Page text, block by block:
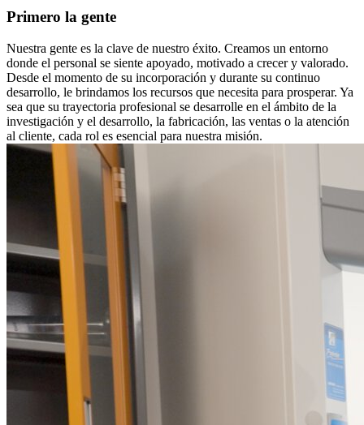
Primero la gente
Nuestra gente es la clave de nuestro éxito. Creamos un entorno
donde el personal se siente apoyado, motivado a crecer y valorado.
Desde el momento de su incorporación y durante su continuo
desarrollo, le brindamos los recursos que necesita para prosperar. Ya
sea que su trayectoria profesional se desarrolle en el ámbito de la
investigación y el desarrollo, la fabricación, las ventas o la atención
al cliente, cada rol es esencial para nuestra misión.